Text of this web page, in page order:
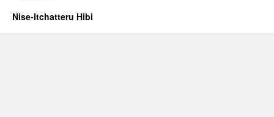
Nise-Itchatteru Hibi